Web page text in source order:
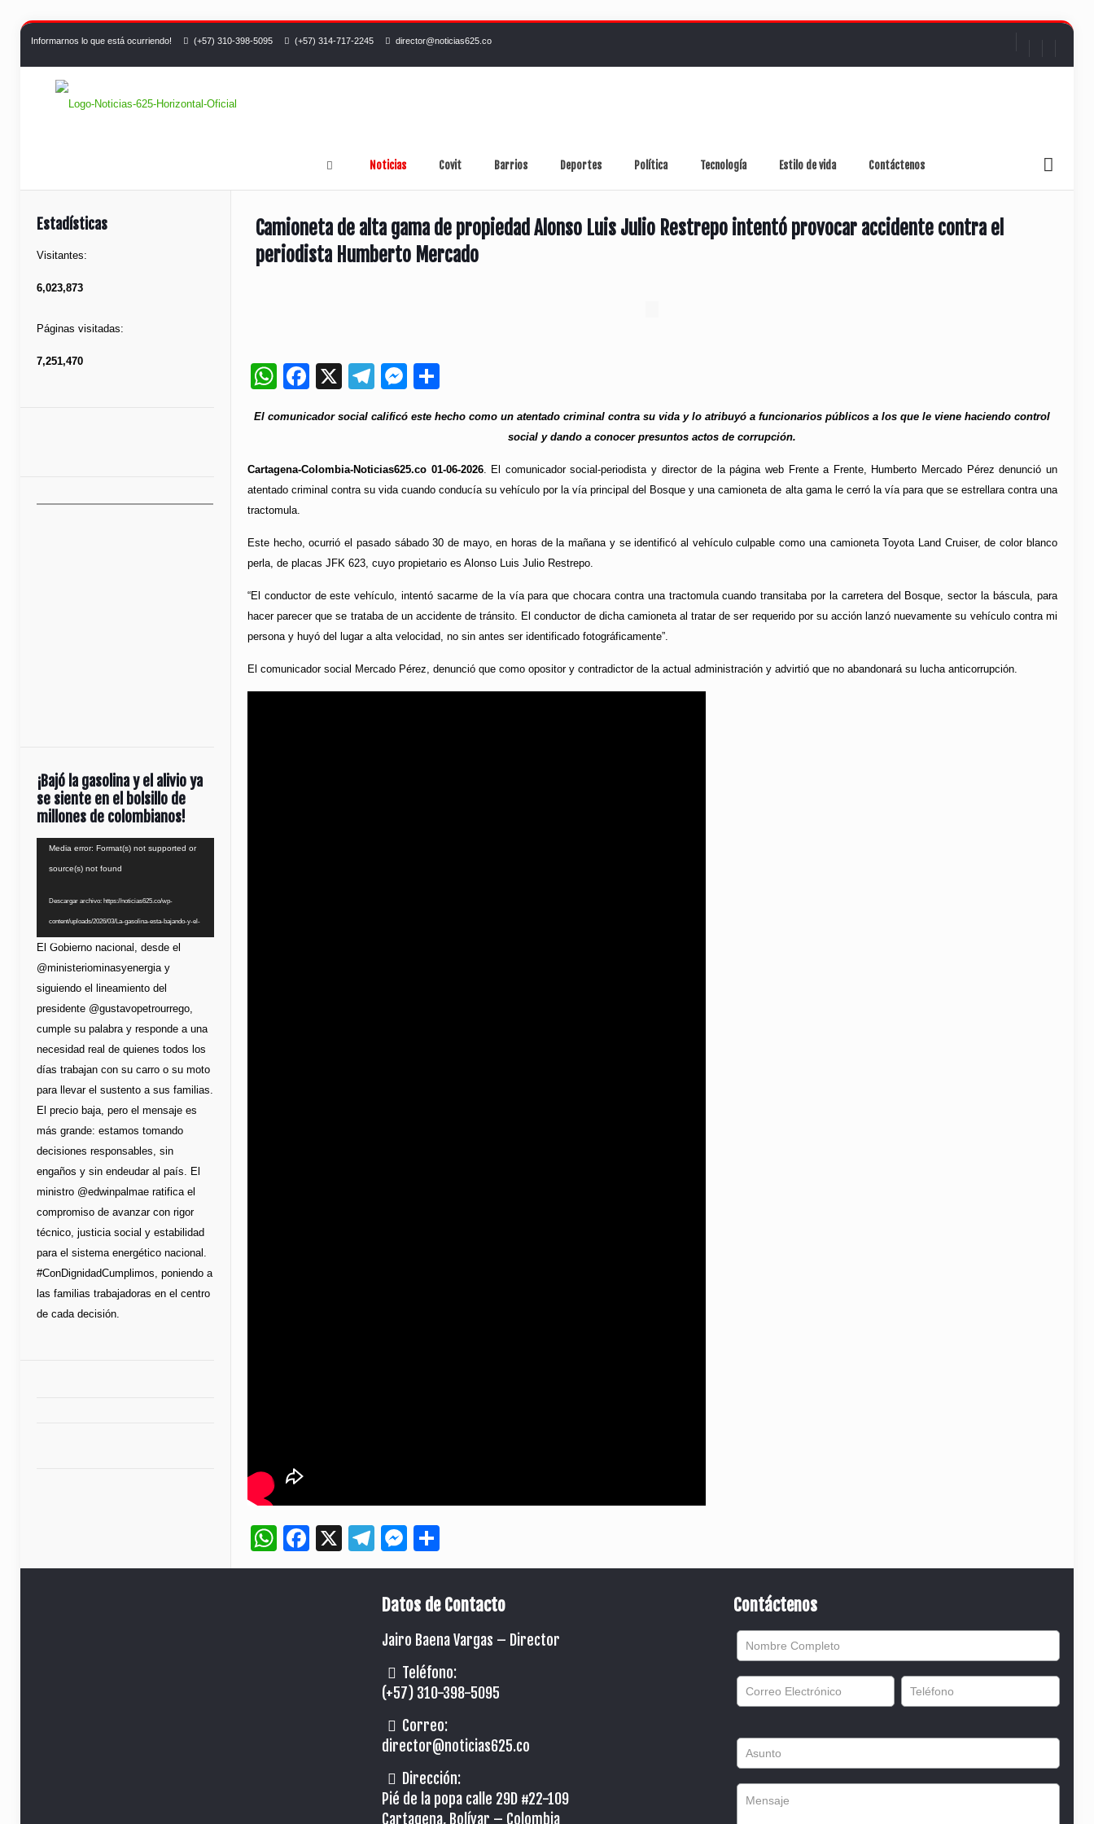
Informarnos lo que está ocurriendo! (+57) 310-398-5095 (+57) 314-717-2245 director@noticias625.co
Noticias Covit Barrios Deportes Política Tecnología Estilo de vida Contáctenos
Camioneta de alta gama de propiedad Alonso Luis Julio Restrepo intentó provocar accidente contra el
periodista Humberto Mercado
WhatsApp
Facebook
X Telegram
Messenger
Compartir
El comunicador social calificó este hecho como un atentado criminal contra su vida y lo atribuyó a funcionarios públicos a los que le viene haciendo control
social y dando a conocer presuntos actos de corrupción.
Cartagena-Colombia-Noticias625.co 01-06-2026. El comunicador social-periodista y director de la página web Frente a Frente, Humberto Mercado Pérez denunció un
atentado criminal contra su vida cuando conducía su vehículo por la vía principal del Bosque y una camioneta de alta gama le cerró la vía para que se estrellara contra una
tractomula.
Este hecho, ocurrió el pasado sábado 30 de mayo, en horas de la mañana y se identificó al vehículo culpable como una camioneta Toyota Land Cruiser, de color blanco
perla, de placas JFK 623, cuyo propietario es Alonso Luis Julio Restrepo.
“El conductor de este vehículo, intentó sacarme de la vía para que chocara contra una tractomula cuando transitaba por la carretera del Bosque, sector la báscula, para
hacer parecer que se trataba de un accidente de tránsito. El conductor de dicha camioneta al tratar de ser requerido por su acción lanzó nuevamente su vehículo contra mi
persona y huyó del lugar a alta velocidad, no sin antes ser identificado fotográficamente”.
El comunicador social Mercado Pérez, denunció que como opositor y contradictor de la actual administración y advirtió que no abandonará su lucha anticorrupción.
WhatsApp
Facebook
X Telegram
Messenger
Compartir
Estadísticas
Visitantes:
6,023,873
Páginas visitadas:
7,251,470
¡Bajó la gasolina y el alivio ya
se siente en el bolsillo de
millones de colombianos!
Reproductor
Media error: Format(s) not supported or
source(s) not found
Descargar archivo: https://noticias625.co/wp-
content/uploads/2026/03/La-gasolina-esta-bajando-y-el-
El Gobierno nacional, desde el
@ministeriominasyenergia y
siguiendo el lineamiento del
presidente @gustavopetrourrego,
cumple su palabra y responde a una
necesidad real de quienes todos los
días trabajan con su carro o su moto
para llevar el sustento a sus familias.
El precio baja, pero el mensaje es
más grande: estamos tomando
decisiones responsables, sin
engaños y sin endeudar al país. El
ministro @edwinpalmae ratifica el
compromiso de avanzar con rigor
técnico, justicia social y estabilidad
para el sistema energético nacional.
#ConDignidadCumplimos, poniendo a
las familias trabajadoras en el centro
de cada decisión.
Datos de Contacto
Jairo Baena Vargas – Director
Teléfono:
(+57) 310-398-5095
Correo:
director@noticias625.co
Dirección:
Pié de la popa calle 29D #22-109
Cartagena, Bolívar – Colombia
Contáctenos